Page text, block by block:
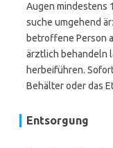
Augen mindestens
suche umgehend
betroffene Person
ärztlich behandeln
herbeiführen.
Behälter oder das
Entsorgung